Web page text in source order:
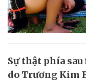
Sự thật phía sau
do Trương Kim